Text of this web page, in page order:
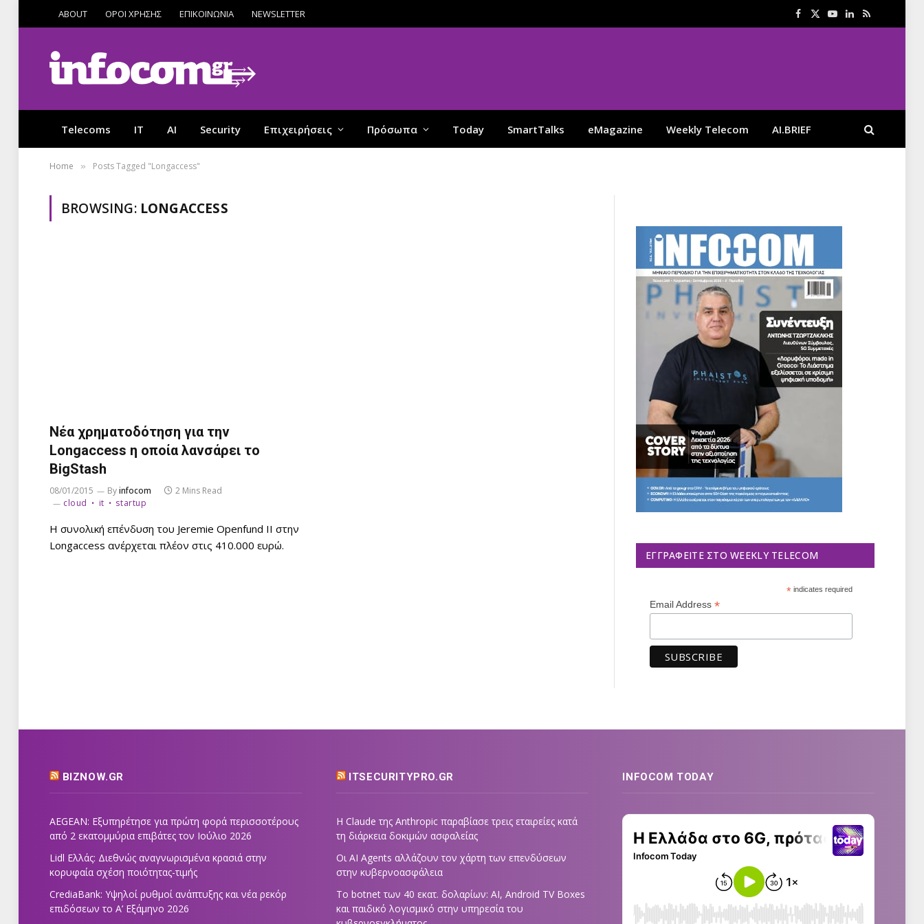
ABOUT ΟΡΟΙ ΧΡΗΣΗΣ ΕΠΙΚΟΙΝΩΝΙΑ NEWSLETTER Facebook
X
YouTube
LinkedIn
RSS
Telecoms IT AI Security Επιχειρήσεις Πρόσωπα Today SmartTalks eMagazine Weekly Telecom AI.BRIEF
Home » Posts Tagged "Longaccess"
BROWSING: LONGACCESS
Νέα χρηματοδότηση για την
Longaccess η οποία λανσάρει το
BigStash
08/01/2015 Byinfocom
2 Mins Read
cloud
it startup
Η συνολική επένδυση του Jeremie Openfund ΙΙ στην
Longaccess ανέρχεται πλέον στις 410.000 ευρώ.
ΕΓΓΡΑΦΕΊΤΕ ΣΤΟ WEEKLY TELECOM
*indicates required
Email Address *
BIZNOW.GR
AEGEAN: Εξυπηρέτησε για πρώτη φορά περισσοτέρους
από 2 εκατομμύρια επιβάτες τον Ιούλιο 2026
Lidl Ελλάς: Διεθνώς αναγνωρισμένα κρασιά στην
κορυφαία σχέση ποιότητας-τιμής
CrediaBank: Υψηλοί ρυθμοί ανάπτυξης και νέα ρεκόρ
επιδόσεων το Α’ Εξάμηνο 2026
ITSECURITYPRO.GR
Η Claude της Anthropic παραβίασε τρεις εταιρείες κατά
τη διάρκεια δοκιμών ασφαλείας
Οι AI Agents αλλάζουν τον χάρτη των επενδύσεων
στην κυβερνοασφάλεια
Το botnet των 40 εκατ. δολαρίων: AI, Android TV Boxes
και παιδικό λογισμικό στην υπηρεσία του
INFOCOM TODAY